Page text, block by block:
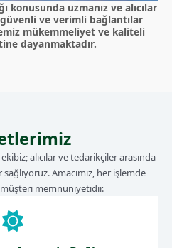
konusunda uzmanız ve alıcılar
ve verimli bağlantılar
mükemmeliyet ve kaliteli
dayanmaktadır.
alıcılar ve tedarikçiler arasında
Amacımız, her işlemde
memnuniyetidir.